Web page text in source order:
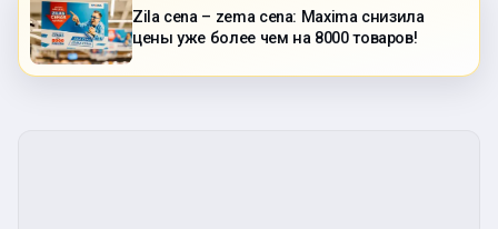
Zila cena – zema cena: Maxima снизила
цены уже более чем на 8000 товаров!